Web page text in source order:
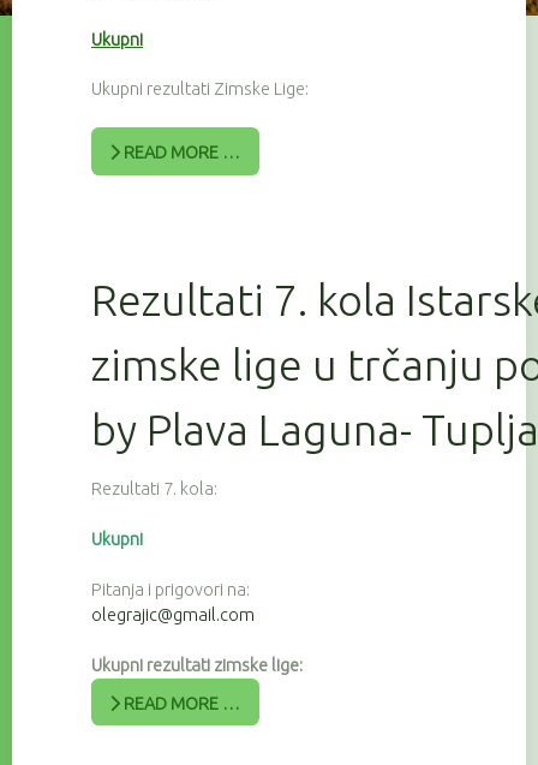
Ukupni
Ukupni rezultati Zimske Lige:
READ MORE …
Rezultati 7. kola
zimske lige u trčanju
by Plava Laguna-
Rezultati 7. kola:
Ukupni
Pitanja i prigovori na:
olegrajic@gmail.com
Ukupni rezultati zimske lige:
READ MORE …